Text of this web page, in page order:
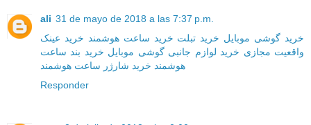
ali 31 de mayo de 2018 a las 7:37 p.m.
خرید گوشی موبایل خرید تبلت خرید ساعت هوشمند خرید عینک
واقعیت مجازی خرید لوازم جانبی گوشی موبایل خرید بند ساعت
هوشمند خرید شارژر ساعت هوشمند
Responder